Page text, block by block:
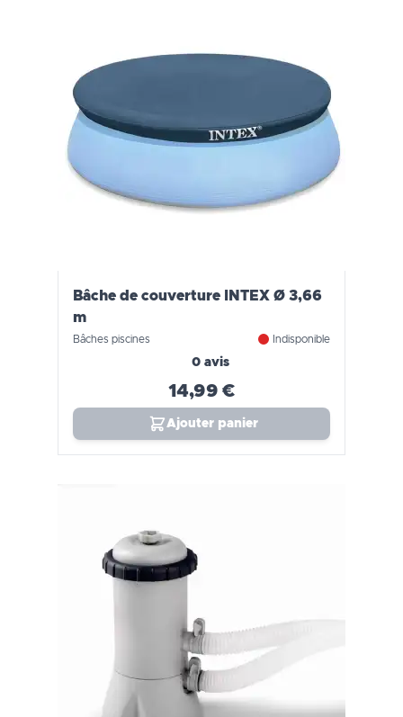
Bâche de couverture INTEX Ø 3,66
m
Bâches piscines Indisponible
0 avis
14,99 €
Ajouter panier